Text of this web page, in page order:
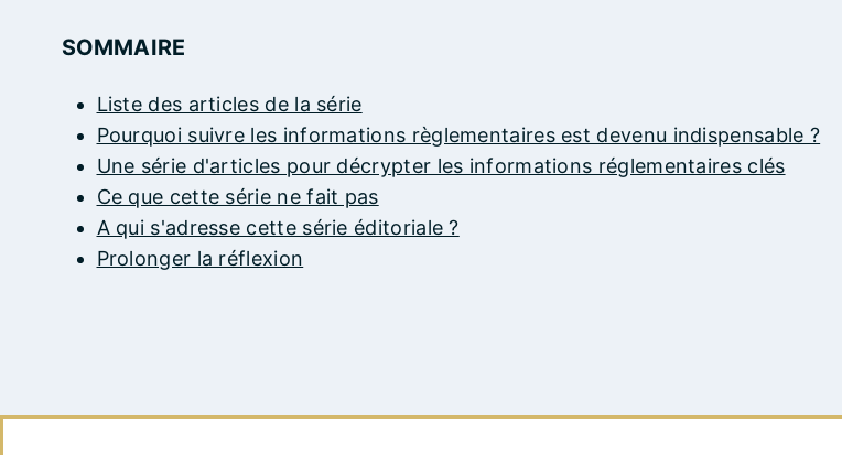
SOMMAIRE
Liste des articles de la série
Pourquoi suivre les informations règlementaires est devenu indispensable ?
Une série d'articles pour décrypter les informations réglementaires clés
Ce que cette série ne fait pas
A qui s'adresse cette série éditoriale ?
Prolonger la réflexion